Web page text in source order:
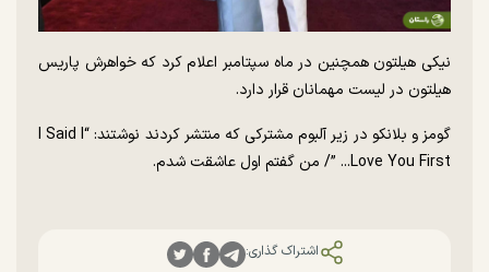
نیکی هیلتون همچنین در ماه سپتامبر اعلام کرد که خواهرش پاریس
هیلتون در لیست مهمانان قرار دارد.
گومز و بلانکو در زیر آلبوم مشترکی که منتشر کردند نوشتند: “I Said I
Love You First... ”/ من گفتم اول عاشقت شدم.
اشتراک گذاری: